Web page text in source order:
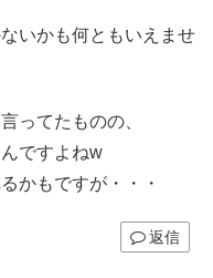
いかも何ともいえませ
ってたものの、
ですよねw
かもですが・・・
返信